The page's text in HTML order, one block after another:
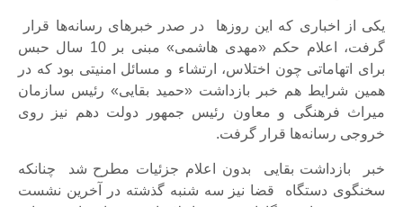
یکی از اخباری که این روزها در صدر خبرهای رسانه‌ها قرار
گرفت، اعلام حکم «مهدی هاشمی» مبنی بر 10 سال حبس
برای اتهاماتی چون اختلاس، ارتشاء و مسائل امنیتی بود که در
همین شرایط هم خبر بازداشت «حمید بقایی» رئیس سازمان
میراث فرهنگی و معاون رئیس جمهور دولت دهم نیز روی
خروجی رسانه‌ها قرار گرفت.
خبر بازداشت بقایی بدون اعلام جزئیات مطرح شد چنانکه
سخنگوی دستگاه قضا نیز سه شنبه گذشته در آخرین نشست